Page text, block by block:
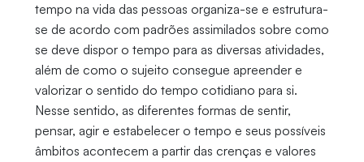
tempo na vida das pessoas organiza-se e estrutura-
se de acordo com padrões assimilados sobre como
se deve dispor o tempo para as diversas atividades,
além de como o sujeito consegue apreender e
valorizar o sentido do tempo cotidiano para si.
Nesse sentido, as diferentes formas de sentir,
pensar, agir e estabelecer o tempo e seus possíveis
âmbitos acontecem a partir das crenças e valores